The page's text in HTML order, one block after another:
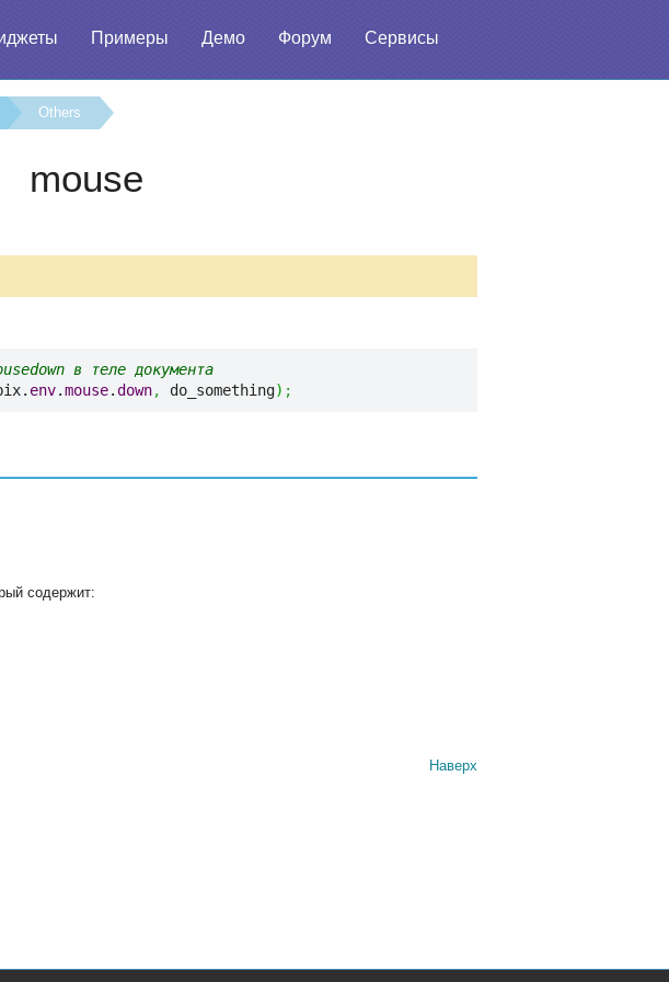
Примеры Демо Форум Сервисы
Others
mouse
в теле документа
env.mouse.down, do_something) ;
содержит:
Наверх